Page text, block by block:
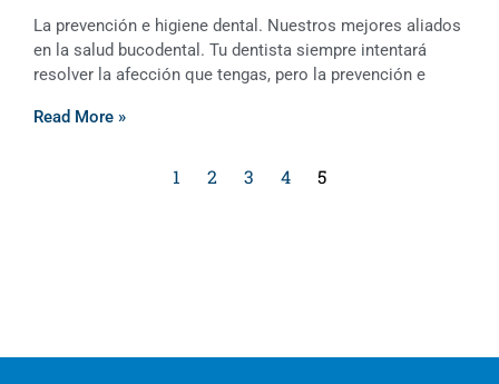
La prevención e higiene dental. Nuestros mejores aliados
en la salud bucodental. Tu dentista siempre intentará
resolver la afección que tengas, pero la prevención e
Read More »
1 2 3 4 5